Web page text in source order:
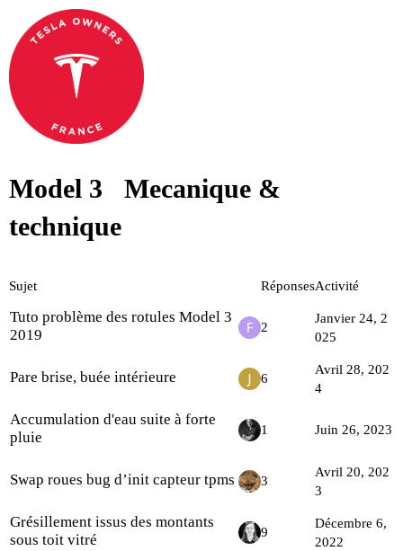
Model 3
Mecanique &
technique
Sujet RéponsesActivité
Tuto problème des rotules Model 3
2019
2
Janvier 24, 2
025
Pare brise, buée intérieure 6
Avril 28, 202
4
Accumulation d'eau suite à forte
pluie
1 Juin 26, 2023
Swap roues bug d’init capteur tpms 3
Avril 20, 202
3
Grésillement issus des montants
sous toit vitré
9
Décembre 6,
2022